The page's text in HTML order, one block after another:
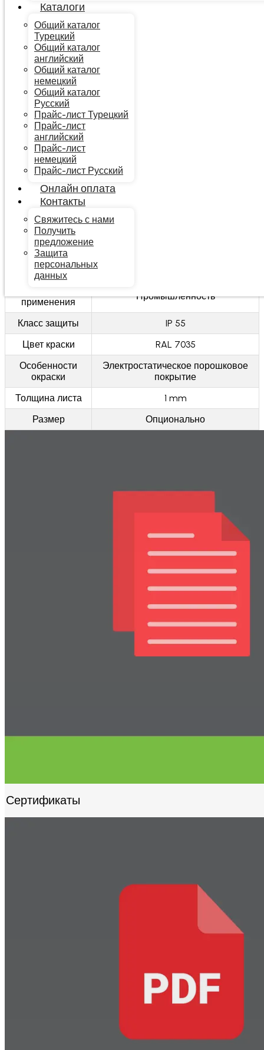
Каталоги
Общий каталог
Турецкий
Общий каталог
английский
Общий каталог
немецкий
Общий каталог
Русский
Прайс-лист Турецкий
Прайс-лист
английский
Прайс-лист
немецкий
Прайс-лист Русский
Онлайн оплата
Контакты
Свяжитесь с нами
Получить
предложение
Защита
персональных
данных
ТЕХНИЧЕСКИЕ ХАРАКТЕРИСТИКИ
Тип
применения
Промышленность
Класс защиты
IP 55
Цвет краски
RAL 7035
Особенности
окраски
Электростатическое порошковое
покрытие
Толщина листа
1 mm
Размер
Опционально
Сертификаты